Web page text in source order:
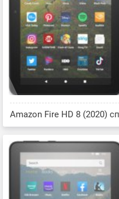
Amazon Fire HD 8 (2020)